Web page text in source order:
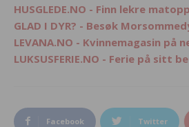
HUSGLEDE.NO - Finn lekre
GLAD I DYR? - Besøk
LEVANA.NO - Kvinnemagasin på
LUKSUSFERIE.NO - Ferie på sitt
Facebook Twitter